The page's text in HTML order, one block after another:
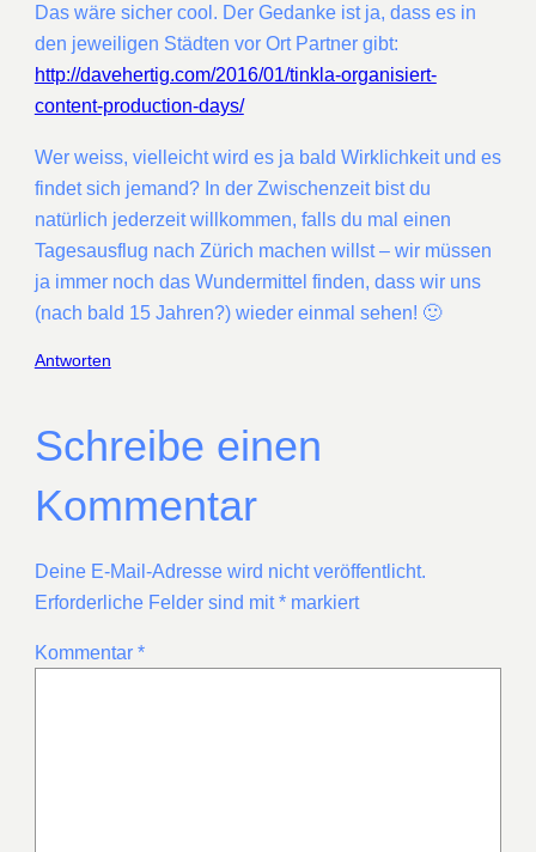
Das wäre sicher cool. Der Gedanke ist ja, dass es in
den jeweiligen Städten vor Ort Partner gibt:
http://davehertig.com/2016/01/tinkla-organisiert-
content-production-days/
Wer weiss, vielleicht wird es ja bald Wirklichkeit und es
findet sich jemand? In der Zwischenzeit bist du
natürlich jederzeit willkommen, falls du mal einen
Tagesausflug nach Zürich machen willst – wir müssen
ja immer noch das Wundermittel finden, dass wir uns
(nach bald 15 Jahren?) wieder einmal sehen! 🙂
Antworten
Schreibe einen
Kommentar
Deine E-Mail-Adresse wird nicht veröffentlicht.
Erforderliche Felder sind mit*markiert
Kommentar *